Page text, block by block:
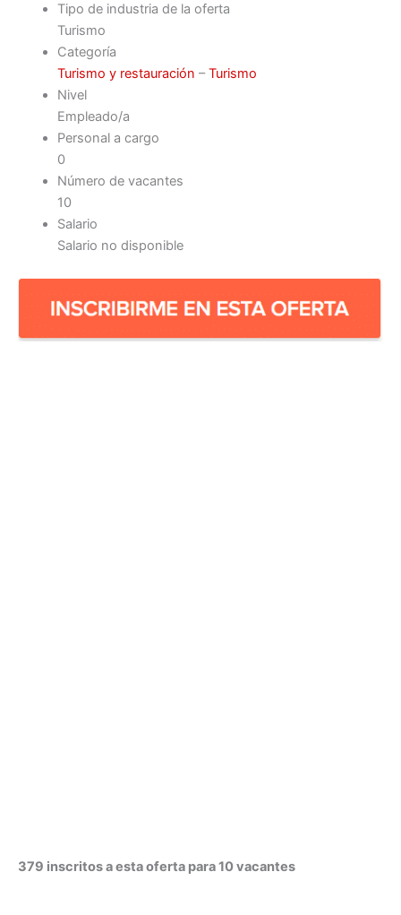
Tipo de industria de la oferta
Turismo
Categoría
Turismo y restauración –Turismo
Nivel
Empleado/a
Personal a cargo
0
Número de vacantes
10
Salario
Salario no disponible
379 inscritos a esta oferta para 10 vacantes